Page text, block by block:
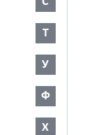
Т
У
Ф
Х